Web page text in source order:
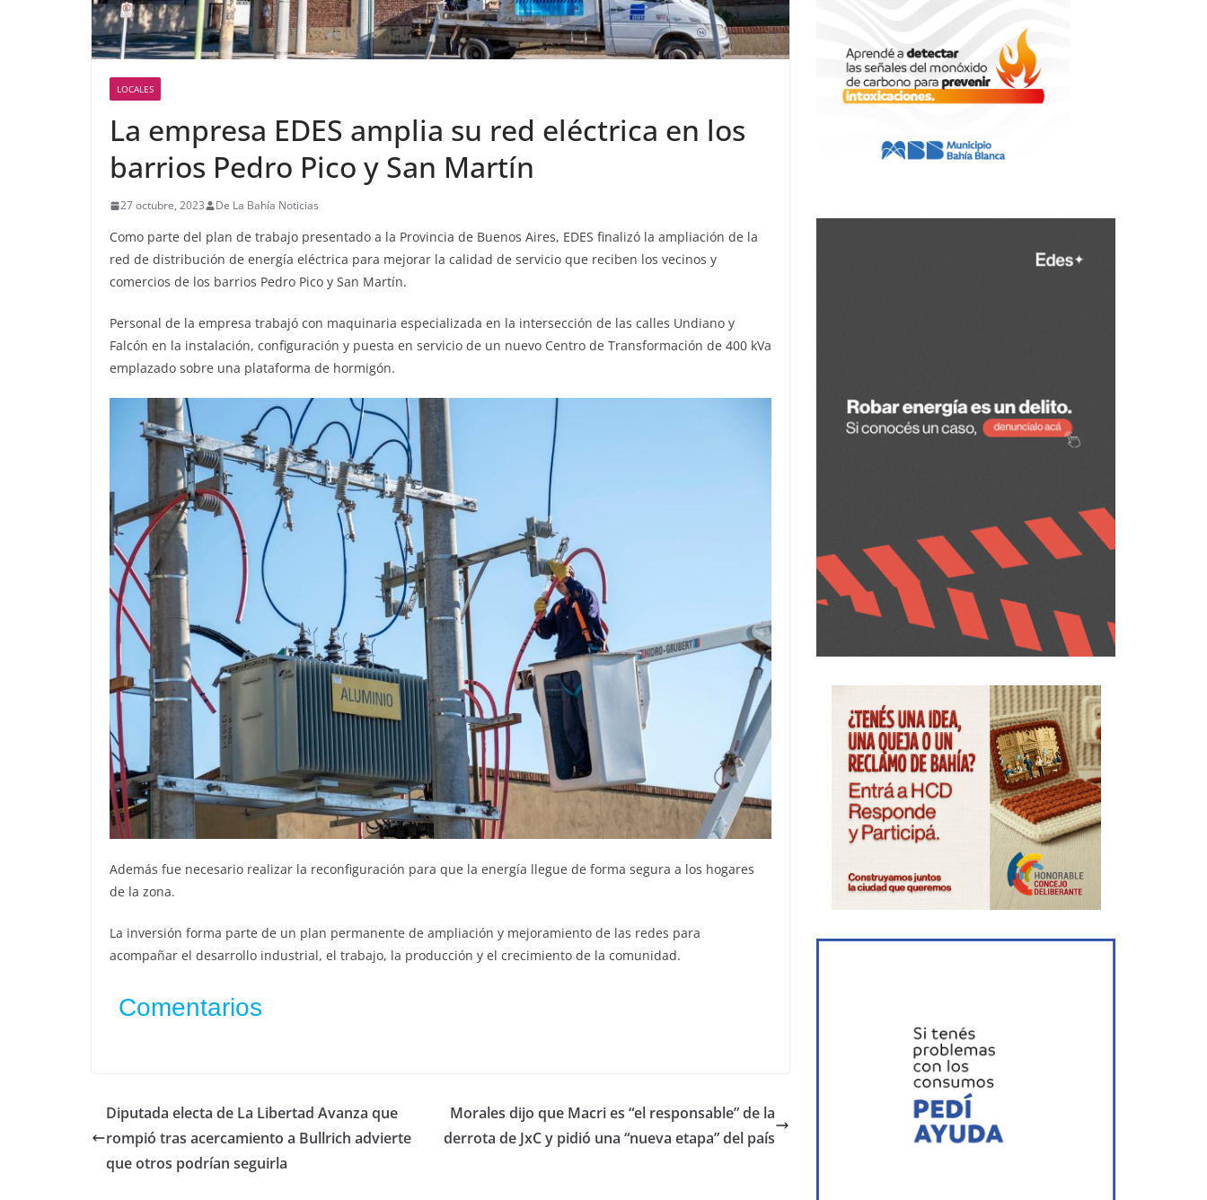
LOCALES
La empresa EDES amplia su red eléctrica en los
barrios Pedro Pico y San Martín
27 octubre, 2023 De La Bahía Noticias
Como parte del plan de trabajo presentado a la Provincia de Buenos Aires, EDES finalizó la ampliación de la
red de distribución de energía eléctrica para mejorar la calidad de servicio que reciben los vecinos y
comercios de los barrios Pedro Pico y San Martín.
Personal de la empresa trabajó con maquinaria especializada en la intersección de las calles Undiano y
Falcón en la instalación, configuración y puesta en servicio de un nuevo Centro de Transformación de 400 kVa
emplazado sobre una plataforma de hormigón.
Además fue necesario realizar la reconfiguración para que la energía llegue de forma segura a los hogares
de la zona.
La inversión forma parte de un plan permanente de ampliación y mejoramiento de las redes para
acompañar el desarrollo industrial, el trabajo, la producción y el crecimiento de la comunidad.
Comentarios
Diputada electa de La Libertad Avanza que
rompió tras acercamiento a Bullrich advierte
que otros podrían seguirla
Morales dijo que Macri es “el responsable” de la
derrota de JxC y pidió una “nueva etapa” del país